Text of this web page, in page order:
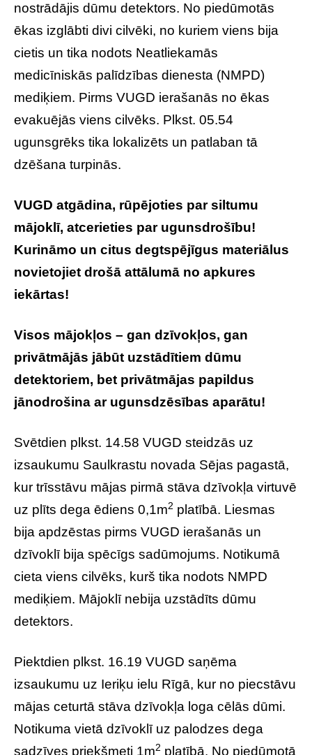
nostrādājis dūmu detektors. No piedūmotās
ēkas izglābti divi cilvēki, no kuriem viens bija
cietis un tika nodots Neatliekamās
medicīniskās palīdzības dienesta (NMPD)
mediķiem. Pirms VUGD ierašanās no ēkas
evakuējās viens cilvēks. Plkst. 05.54
ugunsgrēks tika lokalizēts un patlaban tā
dzēšana turpinās.
VUGD atgādina, rūpējoties par siltumu
mājoklī, atcerieties par ugunsdrošību!
Kurināmo un citus degtspējīgus materiālus
novietojiet drošā attālumā no apkures
iekārtas!
Visos mājokļos – gan dzīvokļos, gan
privātmājās jābūt uzstādītiem dūmu
detektoriem, bet privātmājas papildus
jānodrošina ar ugunsdzēsības aparātu!
Svētdien plkst. 14.58 VUGD steidzās uz
izsaukumu Saulkrastu novada Sējas pagastā,
kur trīsstāvu mājas pirmā stāva dzīvokļa virtuvē
uz plīts dega ēdiens 0,1m2 platībā. Liesmas
bija apdzēstas pirms VUGD ierašanās un
dzīvoklī bija spēcīgs sadūmojums. Notikumā
cieta viens cilvēks, kurš tika nodots NMPD
mediķiem. Mājoklī nebija uzstādīts dūmu
detektors.
Piektdien plkst. 16.19 VUGD saņēma
izsaukumu uz Ieriķu ielu Rīgā, kur no piecstāvu
mājas ceturtā stāva dzīvokļa loga cēlās dūmi.
Notikuma vietā dzīvoklī uz palodzes dega
sadzīves priekšmeti 1m2 platībā. No piedūmotā